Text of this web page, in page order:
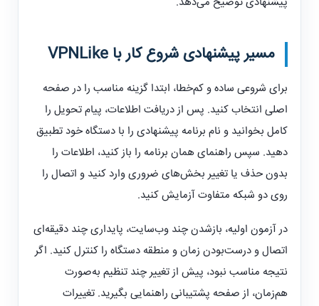
مسیر پیشنهادی شروع کار با VPNLike
برای شروعی ساده و کم‌خطا، ابتدا گزینه مناسب را در صفحه
اصلی انتخاب کنید. پس از دریافت اطلاعات، پیام تحویل را
کامل بخوانید و نام برنامه پیشنهادی را با دستگاه خود تطبیق
دهید. سپس راهنمای همان برنامه را باز کنید، اطلاعات را
بدون حذف یا تغییر بخش‌های ضروری وارد کنید و اتصال را
روی دو شبکه متفاوت آزمایش کنید.
در آزمون اولیه، بازشدن چند وب‌سایت، پایداری چند دقیقه‌ای
اتصال و درست‌بودن زمان و منطقه دستگاه را کنترل کنید. اگر
نتیجه مناسب نبود، پیش از تغییر چند تنظیم به‌صورت
هم‌زمان، از صفحه پشتیبانی راهنمایی بگیرید. تغییرات